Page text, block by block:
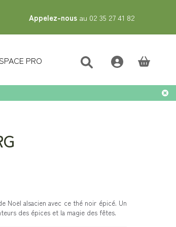
Appelez-nous au 02 35 27 41 82
PRO
Noël alsacien avec ce thé noir épicé. Un
des épices et la magie des fêtes.